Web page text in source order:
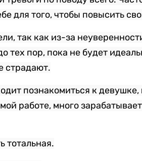
для того, чтобы повысить
так как из-за
тех пор, пока не будет
страдают.
познакомиться к девушке,
работе, много
тотальная.